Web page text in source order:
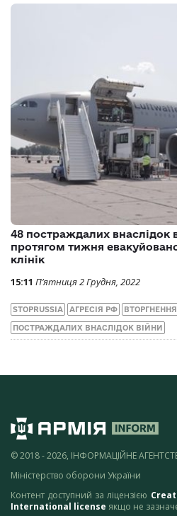
48 постраждалих внаслідок
протягом тижня
клінік
15:11 П’ятниця 2 Грудня, 2022
STOPRUSSIA АГРЕСІЯ РФ
ПОСТРАЖДАЛИХ ВНАСЛІДОК ВІЙНИ
© 2018 - 2026, ІНФОРМАЦІЙНЕ
Міністерство оборони України
Контент доступний за ліцензією
International license якщо не